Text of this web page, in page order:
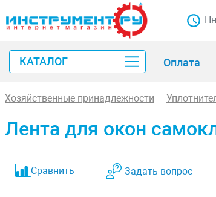
КАТАЛОГ Оплата
Хозяйственные принадлежности
Лента для окон
Сравнить Задать вопрос